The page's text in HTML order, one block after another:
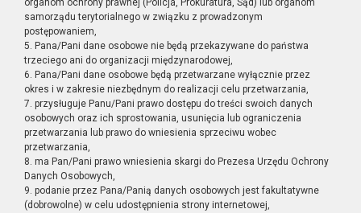
organom ochrony prawnej (Policja, Prokuratura, Sąd) lub organom
samorządu terytorialnego w związku z prowadzonym
postępowaniem,
5. Pana/Pani dane osobowe nie będą przekazywane do państwa
trzeciego ani do organizacji międzynarodowej,
6. Pana/Pani dane osobowe będą przetwarzane wyłącznie przez
okres i w zakresie niezbędnym do realizacji celu przetwarzania,
7. przysługuje Panu/Pani prawo dostępu do treści swoich danych
osobowych oraz ich sprostowania, usunięcia lub ograniczenia
przetwarzania lub prawo do wniesienia sprzeciwu wobec
przetwarzania,
8. ma Pan/Pani prawo wniesienia skargi do Prezesa Urzędu Ochrony
Danych Osobowych,
9. podanie przez Pana/Panią danych osobowych jest fakultatywne
(dobrowolne) w celu udostępnienia strony internetowej,